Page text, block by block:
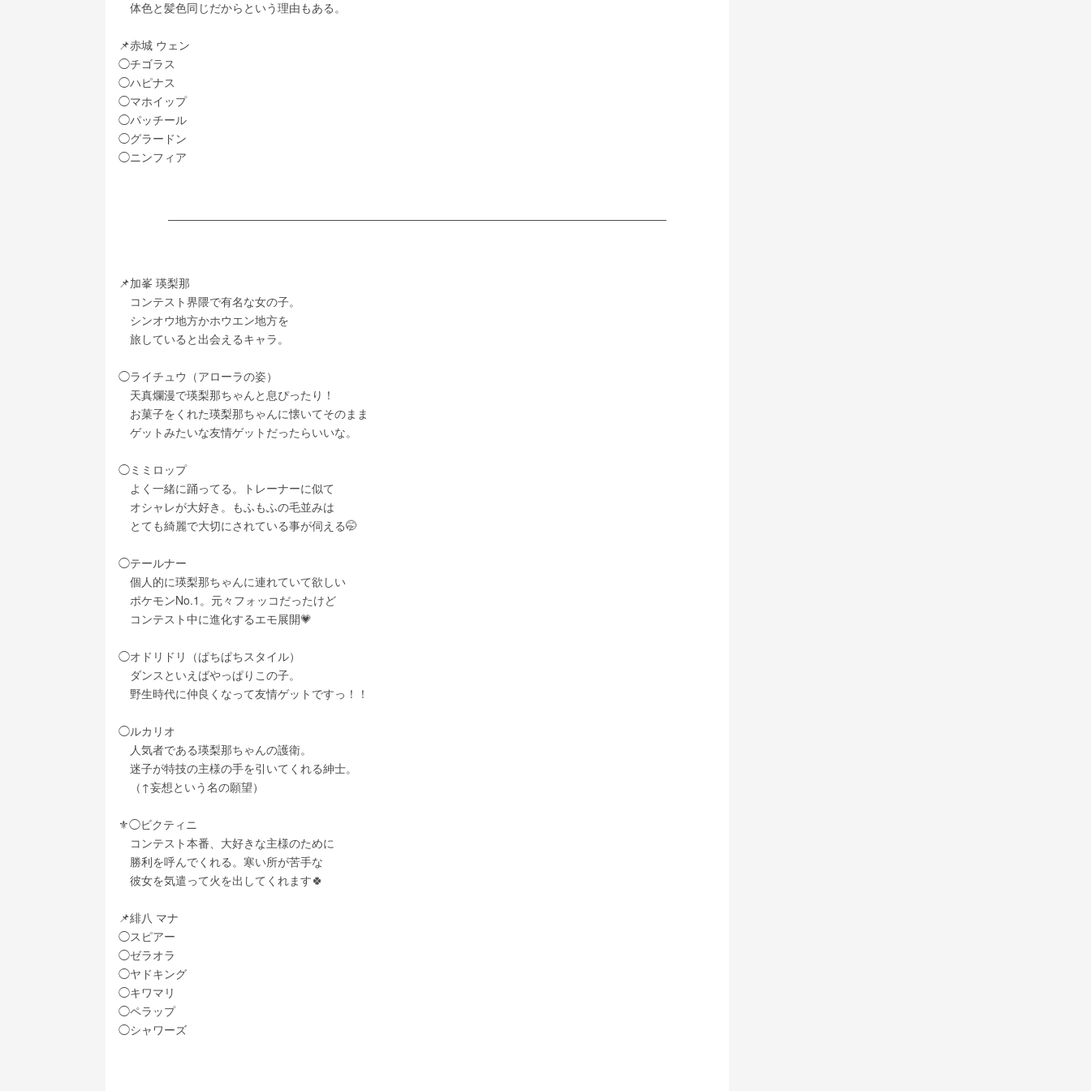
体色と髪色同じだからという理由もある。
📌赤城 ウェン
◯チゴラス
◯ハピナス
◯マホイップ
◯パッチール
◯グラードン
◯ニンフィア
📌加峯 瑛梨那
コンテスト界隈で有名な女の子。
シンオウ地方かホウエン地方を
旅していると出会えるキャラ。
◯ライチュウ（アローラの姿）
天真爛漫で瑛梨那ちゃんと息ぴったり！
お菓子をくれた瑛梨那ちゃんに懐いてそのまま
ゲットみたいな友情ゲットだったらいいな。
◯ミミロップ
よく一緒に踊ってる。トレーナーに似て
オシャレが大好き。もふもふの毛並みは
とても綺麗で大切にされている事が伺える🤭
◯テールナー
個人的に瑛梨那ちゃんに連れていて欲しい
ポケモンNo.1。元々フォッコだったけど
コンテスト中に進化するエモ展開💗
◯オドリドリ（ぱちぱちスタイル）
ダンスといえばやっぱりこの子。
野生時代に仲良くなって友情ゲットですっ！！
◯ルカリオ
人気者である瑛梨那ちゃんの護衛。
迷子が特技の主様の手を引いてくれる紳士。
（↑妄想という名の願望）
⚜️◯ビクティニ
コンテスト本番、大好きな主様のために
勝利を呼んでくれる。寒い所が苦手な
彼女を気遣って火を出してくれます🍀
📌緋八 マナ
◯スピアー
◯ゼラオラ
◯ヤドキング
◯キワマリ
◯ペラップ
◯シャワーズ